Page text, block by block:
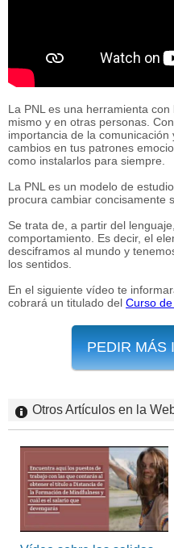
La PNL es una herramienta
mismo y en otras personas.
importancia de la
cambios en tus patrones
como instalarlos para siempre.
La PNL es un modelo de
procura cambiar concisamente
Se trata de, a partir del
comportamiento. Es decir, el
desciframos al mundo y
los sentidos.
En el siguiente vídeo te
cobrará un titulado del Curso
PEDIR MÁS
Otros Artículos en la